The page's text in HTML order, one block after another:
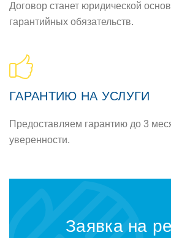
Договор станет юридической
гарантийных обязательств.
ГАРАНТИЮ НА УСЛУГИ
Предоставляем гарантию до 3
уверенности.
Заявка на